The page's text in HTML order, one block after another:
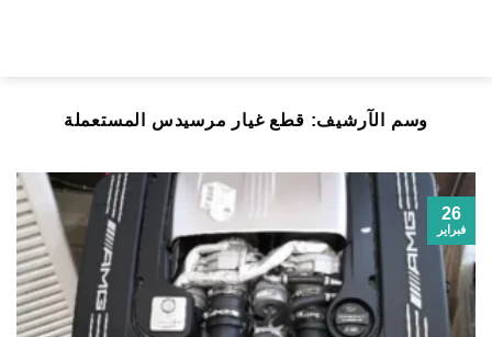
وسم الآرشيف: قطع غيار مرسيدس المستعملة
26
فبراير